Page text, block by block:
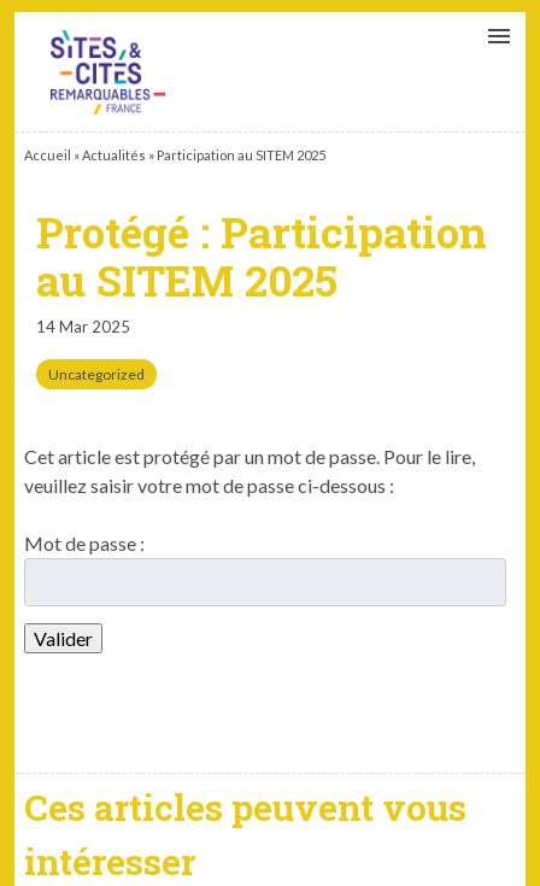
Accueil »Actualités » Participation au SITEM 2025
Protégé : Participation
au SITEM 2025
14 Mar 2025
Uncategorized
Cet article est protégé par un mot de passe. Pour le lire,
veuillez saisir votre mot de passe ci-dessous :
Mot de passe :
Ces articles peuvent vous
intéresser